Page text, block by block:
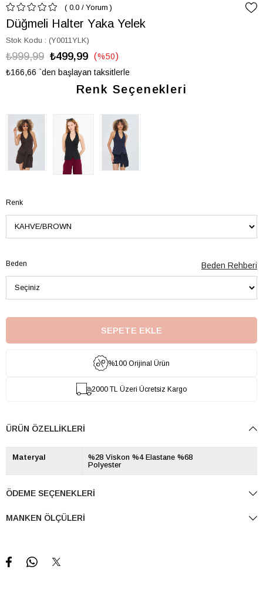
0.0 / Yorum
Düğmeli Halter Yaka Yelek
Stok Kodu (Y0011YLK)
₺999,99 ₺499,99 %50
İndirim
₺166,66 `den başlayan taksitlerle
Renk Seçenekleri
Renk
Beden Beden Rehberi
%100 Orijinal Ürün
2000 TL Üzeri Ücretsiz Kargo
ÜRÜN ÖZELLIKLERI
Materyal
%28 Viskon %4 Elastane %68
Polyester
ÖDEME SEÇENEKLERI
MANKEN ÖLÇÜLERI